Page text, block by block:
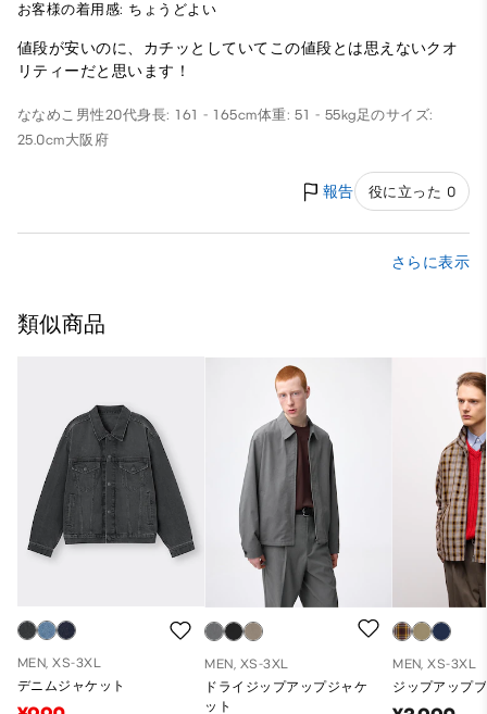
お客様の着用感: ちょうどよい
値段が安いのに、カチッとしていてこの値段とは思えないクオ
リティーだと思います！
ななめこ 男性20代身長: 161 - 165cm体重: 51 - 55kg足のサイズ:
25.0cm大阪府
報告 役に立った 0
さらに表示
類似商品
MEN, XS-3XL
デニムジャケット
MEN, XS-3XL
ドライジップアップジャケ
ット
MEN, XS-3XL
ジップアップ